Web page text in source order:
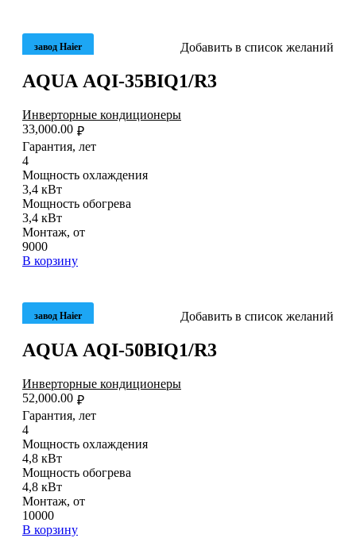
завод Haier Добавить в список желаний
AQUA AQI-35BIQ1/R3
Инверторные кондиционеры
₽
33,000.00
Гарантия, лет
4
Мощность охлаждения
3,4 кВт
Мощность обогрева
3,4 кВт
Монтаж, от
9000
В корзину
завод Haier Добавить в список желаний
AQUA AQI-50BIQ1/R3
Инверторные кондиционеры
₽
52,000.00
Гарантия, лет
4
Мощность охлаждения
4,8 кВт
Мощность обогрева
4,8 кВт
Монтаж, от
10000
В корзину